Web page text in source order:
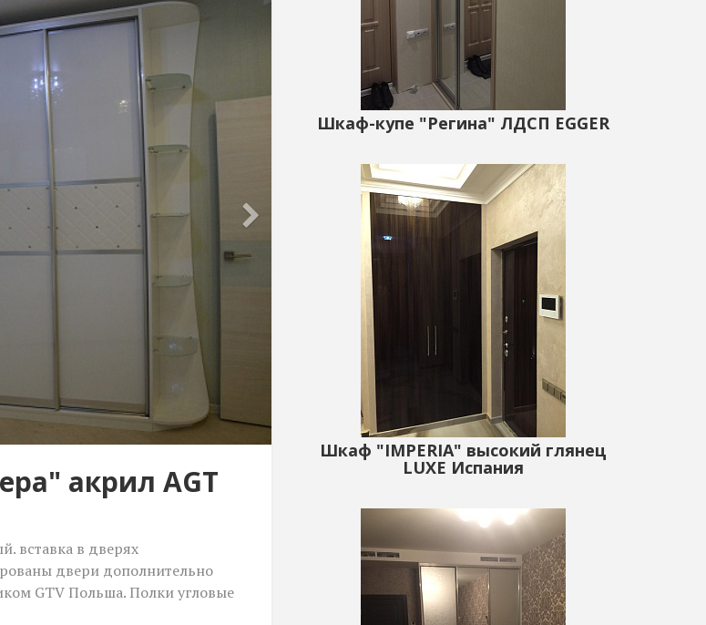
акрил AGT
вставка в дверях
двери дополнительно
GTV Польша. Полки угловые
Шкаф-купе "Регина" ЛДСП EGGER
Шкаф "IMPERIA" высокий глянец
LUXE Испания